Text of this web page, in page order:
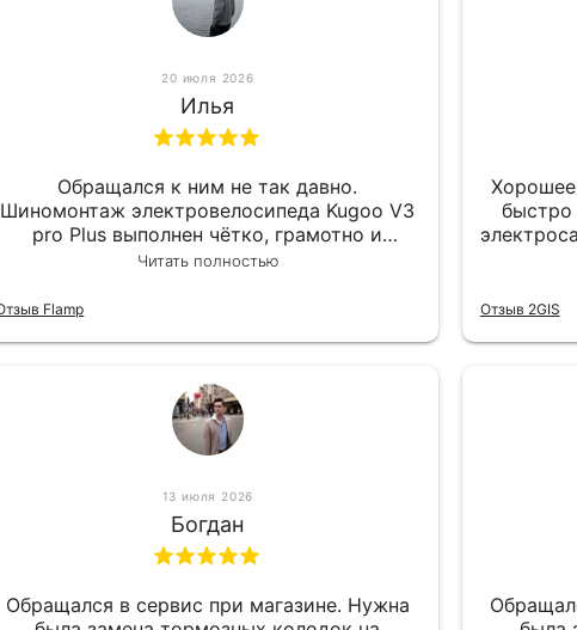
20 июля 2026
Илья
Обращался к ним не так давно.
Шиномонтаж электровелосипеда Kugoo V3
pro Plus выполнен чётко, грамотно и
квалифицированно. Всё сделано
Читать полностью
Flamp
Хорошее
вообще
Отзыв 2GIS
13 июля 2026
Богдан
Обращался в сервис при магазине. Нужна